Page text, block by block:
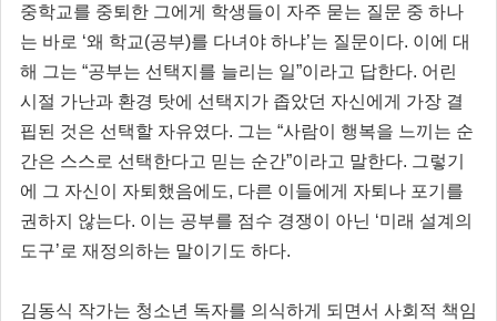
중학교를 중퇴한 그에게 학생들이 자주 묻는 질문 중 하나
는 바로 ‘왜 학교(공부)를 다녀야 하냐’는 질문이다. 이에 대
해 그는 “공부는 선택지를 늘리는 일”이라고 답한다. 어린
시절 가난과 환경 탓에 선택지가 좁았던 자신에게 가장 결
핍된 것은 선택할 자유였다. 그는 “사람이 행복을 느끼는 순
간은 스스로 선택한다고 믿는 순간”이라고 말한다. 그렇기
에 그 자신이 자퇴했음에도, 다른 이들에게 자퇴나 포기를
권하지 않는다. 이는 공부를 점수 경쟁이 아닌 ‘미래 설계의
도구’로 재정의하는 말이기도 하다.
김동식 작가는 청소년 독자를 의식하게 되면서 사회적 책임